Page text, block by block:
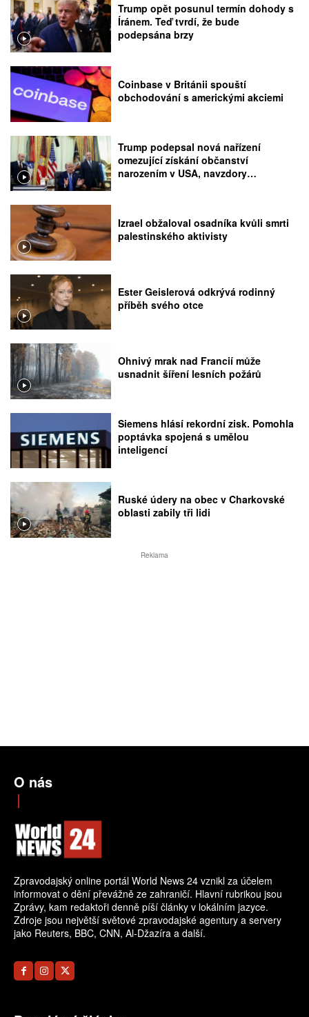
Trump opět posunul termín dohody s
Íránem. Teď tvrdí, že bude
podepsána brzy
Coinbase v Británii spouští
obchodování s americkými akciemi
Trump podepsal nová nařízení
omezující získání občanství
narozením v USA, navzdory
Izrael obžaloval osadníka kvůli smrti
palestinského aktivisty
Ester Geislerová odkrývá rodinný
příběh svého otce
Ohnivý mrak nad Francií může
usnadnit šíření lesních požárů
Siemens hlásí rekordní zisk. Pomohla
poptávka spojená s umělou
inteligencí
Ruské údery na obec v Charkovské
oblasti zabily tři lidi
Reklama
O nás
Zpravodajský online portál World News 24 vznikl za účelem
informovat o dění převážně ze zahraničí. Hlavní rubrikou jsou
Zprávy, kam redaktoři denně píší články v lokálním jazyce.
Zdroje jsou největší světové zpravodajské agentury a servery
jako Reuters, BBC, CNN, Al-Džazíra a další.